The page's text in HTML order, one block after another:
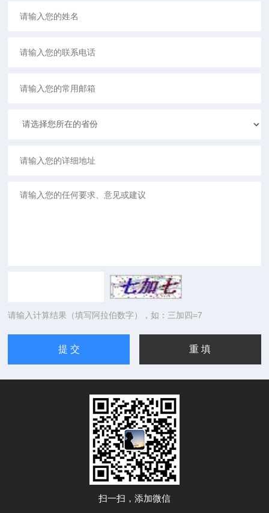
请输入计算结果（填写阿拉伯数字），如：三加四=7
扫一扫，添加微信